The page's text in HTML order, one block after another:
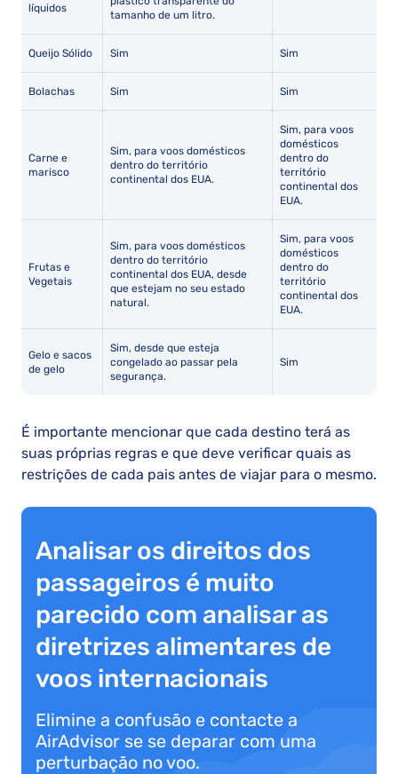
líquidos
tamanho de um litro.
Queijo Sólido Sim Sim
Bolachas Sim Sim
Carne e
marisco
Sim, para voos domésticos
dentro do território
continental dos EUA.
Sim, para voos
domésticos
dentro do
território
continental dos
EUA.
Frutas e
Vegetais
Sim, para voos domésticos
dentro do território
continental dos EUA, desde
que estejam no seu estado
natural.
Sim, para voos
domésticos
dentro do
território
continental dos
EUA.
Gelo e sacos
de gelo
Sim, desde que esteja
congelado ao passar pela
segurança.
Sim
É importante mencionar que cada destino terá as
suas próprias regras e que deve verificar quais as
restrições de cada pais antes de viajar para o mesmo.
Analisar os direitos dos
passageiros é muito
parecido com analisar as
diretrizes alimentares de
voos internacionais
Elimine a confusão e contacte a
AirAdvisor se se deparar com uma
perturbação no voo.